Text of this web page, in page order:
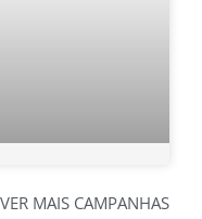
VER MAIS CAMPANHAS